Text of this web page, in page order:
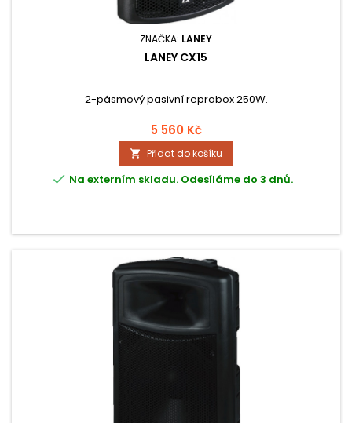
ZNAČKA: LANEY
LANEY CX15
2-pásmový pasivní reprobox 250W.
5 560 Kč
 Přidat do košíku
 Na externím skladu. Odesíláme do 3 dnů.